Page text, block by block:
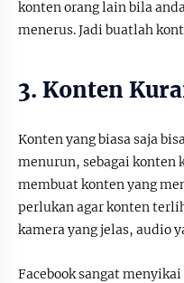
konten orang lain bila
menerus. Jadi buatlah
3. Konten
Konten yang biasa saja
menurun, sebagai
membuat konten yang
perlukan agar konten
kamera yang jelas, audio
Facebook sangat